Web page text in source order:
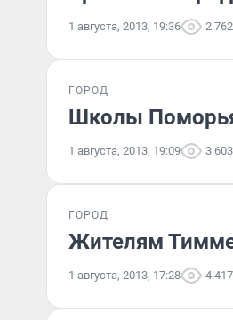
1 августа, 2013, 19:36 2 762
ГОРОД
Школы
1 августа, 2013, 19:09 3 603
ГОРОД
Жителям Тимме
1 августа, 2013, 17:28 4 417